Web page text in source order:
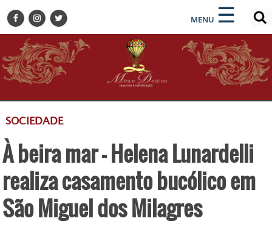
MENU ☰
×
BELEZA
BUSINESS E NEGÓCIOS
CULTURA
DESTINOS
GASTRONOMIA
HOTELARIA
MODA
PETS
×
ENCONTRE SUA NOTÍCIA
SOCIEDADE
À beira mar - Helena Lunardelli
realiza casamento bucólico em
São Miguel dos Milagres